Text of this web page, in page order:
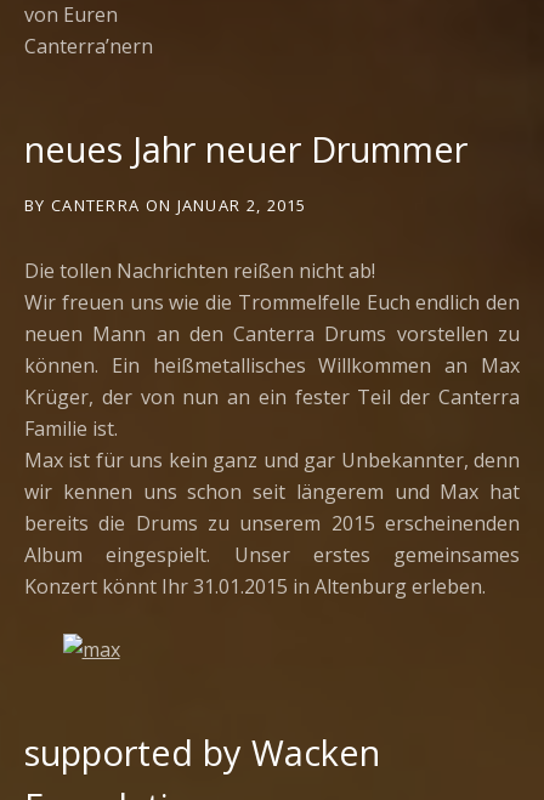
von Euren
Canterra’nern
neues Jahr neuer Drummer
BY CANTERRA ON JANUAR 2, 2015
Die tollen Nachrichten reißen nicht ab!
Wir freuen uns wie die Trommelfelle Euch endlich den
neuen Mann an den Canterra Drums vorstellen zu
können. Ein heißmetallisches Willkommen an Max
Krüger, der von nun an ein fester Teil der Canterra
Familie ist.
Max ist für uns kein ganz und gar Unbekannter, denn
wir kennen uns schon seit längerem und Max hat
bereits die Drums zu unserem 2015 erscheinenden
Album eingespielt. Unser erstes gemeinsames
Konzert könnt Ihr 31.01.2015 in Altenburg erleben.
supported by Wacken